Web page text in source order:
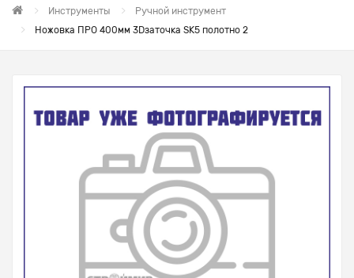
Инструменты
Ручной инструмент
Ножовка ПРО 400мм 3Dзаточка SK5 полотно 2